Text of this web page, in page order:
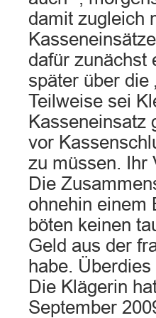
damit zugleich
dafür zunächst
später über die
Teilweise sei
Kasseneinsatz
vor
zu müssen. Ihr
Die
ohnehin einem
böten keinen
Geld aus der
habe.
Die Klägerin
September